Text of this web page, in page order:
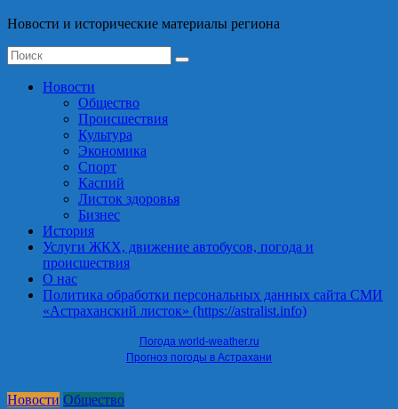
Новости и исторические материалы региона
Новости
Общество
Происшествия
Культура
Экономика
Спорт
Каспий
Листок здоровья
Бизнес
История
Услуги ЖКХ, движение автобусов, погода и
происшествия
О нас
Политика обработки персональных данных сайта СМИ
«Астраханский листок» (https://astralist.info)
Погода world-weather.ru
Прогноз погоды в Астрахани
Новости Общество